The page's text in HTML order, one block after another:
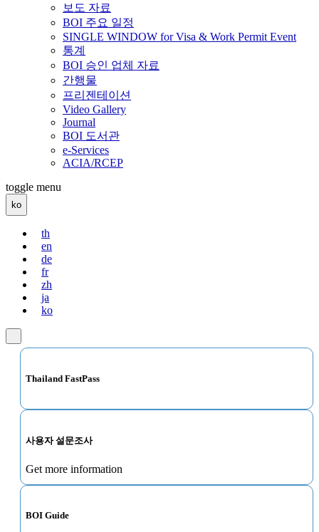
보도 자료
BOI 주요 일정
SINGLE WINDOW for Visa & Work Permit Event
통계
BOI 승인 업체 자료
간행물
프리젠테이션
Video Gallery
Journal
BOI 도서관
e-Services
ACIA/RCEP
toggle menu
ko
th
en
de
fr
zh
ja
ko
Thailand FastPass
사용자 설문조사
Get more information
BOI Guide